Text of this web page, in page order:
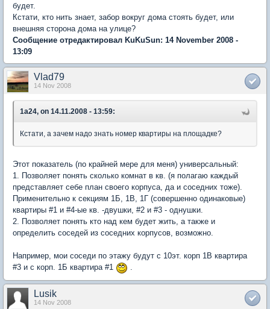
будет.
Кстати, кто нить знает, забор вокруг дома стоять будет, или
внешняя сторона дома на улице?
Сообщение отредактировал KuKuSun: 14 November 2008 -
13:09
Vlad79
14 Nov 2008
1a24, on 14.11.2008 - 13:59:
Кстати, а зачем надо знать номер квартиры на площадке?
Этот показатель (по крайней мере для меня) универсальный:
1. Позволяет понять сколько комнат в кв. (я полагаю каждый
представляет себе план своего корпуса, да и соседних тоже).
Применительно к секциям 1Б, 1В, 1Г (совершенно одинаковые)
квартиры #1 и #4-ые кв. -двушки, #2 и #3 - однушки.
2. Позволяет понять кто над кем будет жить, а также и
определить соседей из соседних корпусов, возможно.
Например, мои соседи по этажу будут с 10эт. корп 1В квартира
#3 и с корп. 1Б квартира #1
.
Lusik
14 Nov 2008